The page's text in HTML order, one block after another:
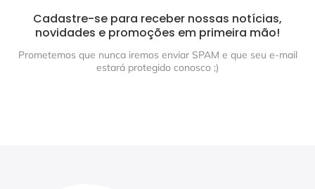
Cadastre-se para receber nossas notícias,
novidades e promoções em primeira mão!
Prometemos que nunca iremos enviar SPAM e que seu e-mail
estará protegido conosco ;)